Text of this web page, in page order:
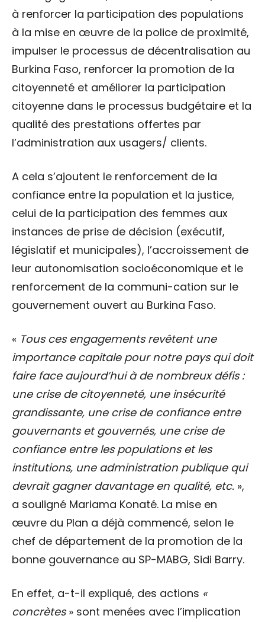
à renforcer la participation des populations
à la mise en œuvre de la police de proximité,
impulser le processus de décentralisation au
Burkina Faso, renforcer la promotion de la
citoyenneté et améliorer la participation
citoyenne dans le processus budgétaire et la
qualité des prestations offertes par
l’administration aux usagers/ clients.
A cela s’ajoutent le renforcement de la
confiance entre la population et la justice,
celui de la participation des femmes aux
instances de prise de décision (exécutif,
législatif et municipales), l’accroissement de
leur autonomisation socioéconomique et le
renforcement de la communi-cation sur le
gouvernement ouvert au Burkina Faso.
« Tous ces engagements revêtent une
importance capitale pour notre pays qui doit
faire face aujourd’hui à de nombreux défis :
une crise de citoyenneté, une insécurité
grandissante, une crise de confiance entre
gouvernants et gouvernés, une crise de
confiance entre les populations et les
institutions, une administration publique qui
devrait gagner davantage en qualité, etc. »,
a souligné Mariama Konaté. La mise en
œuvre du Plan a déjà commencé, selon le
chef de département de la promotion de la
bonne gouvernance au SP-MABG, Sidi Barry.
En effet, a-t-il expliqué, des actions «
concrètes» sont menées avec l’implication